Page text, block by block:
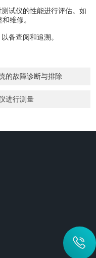
试仪的性能进行评估。如
维修。
备查阅和追溯。
的故障诊断与排除
进行测量